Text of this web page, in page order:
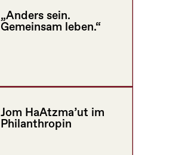
„Anders sein.
Gemeinsam leben.“
Jom HaAtzma’ut im
Philanthropin